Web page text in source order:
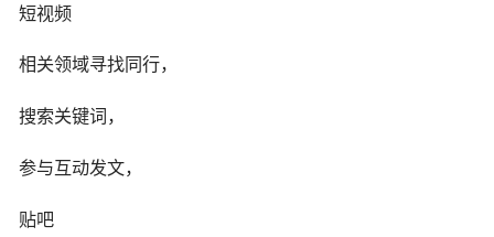
短视频
相关领域寻找同行，
搜索关键词，
参与互动发文，
贴吧